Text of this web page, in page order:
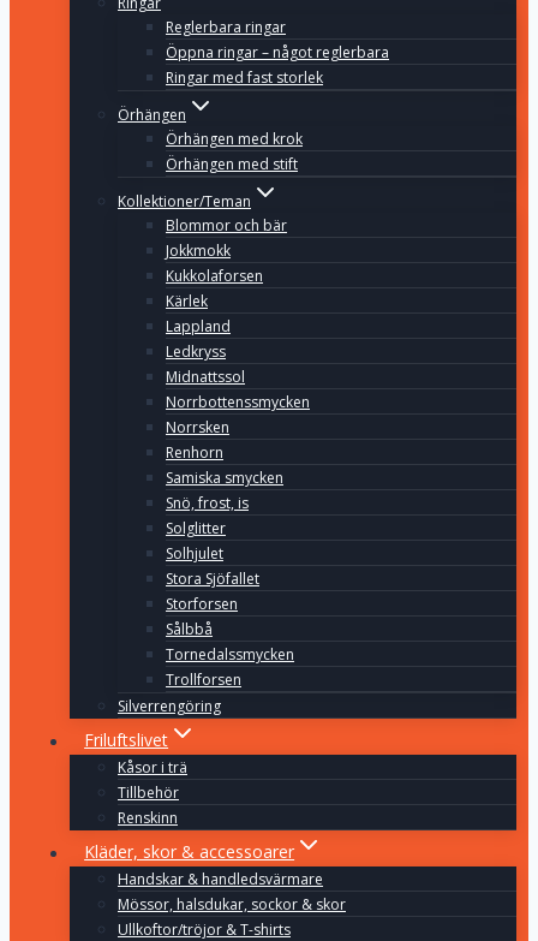
Reglerbara ringar
Öppna ringar – något reglerbara
Ringar med fast storlek
Örhängen
Örhängen med krok
Örhängen med stift
Kollektioner/Teman
Blommor och bär
Jokkmokk
Kukkolaforsen
Kärlek
Lappland
Ledkryss
Midnattssol
Norrbottenssmycken
Norrsken
Renhorn
Samiska smycken
Snö, frost, is
Solglitter
Solhjulet
Stora Sjöfallet
Storforsen
Sålbbå
Tornedalssmycken
Trollforsen
Silverrengöring
Friluftslivet
Kåsor i trä
Tillbehör
Renskinn
Kläder, skor & accessoarer
Handskar & handledsvärmare
Mössor, halsdukar, sockor & skor
Ullkoftor/tröjor & T-shirts